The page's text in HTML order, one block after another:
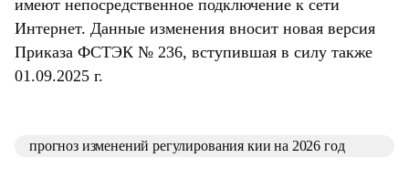
имеют непосредственное подключение к сети
Интернет. Данные изменения вносит новая версия
Приказа ФСТЭК № 236, вступившая в силу также
01.09.2025 г.
прогноз изменений регулирования кии на 2026 год